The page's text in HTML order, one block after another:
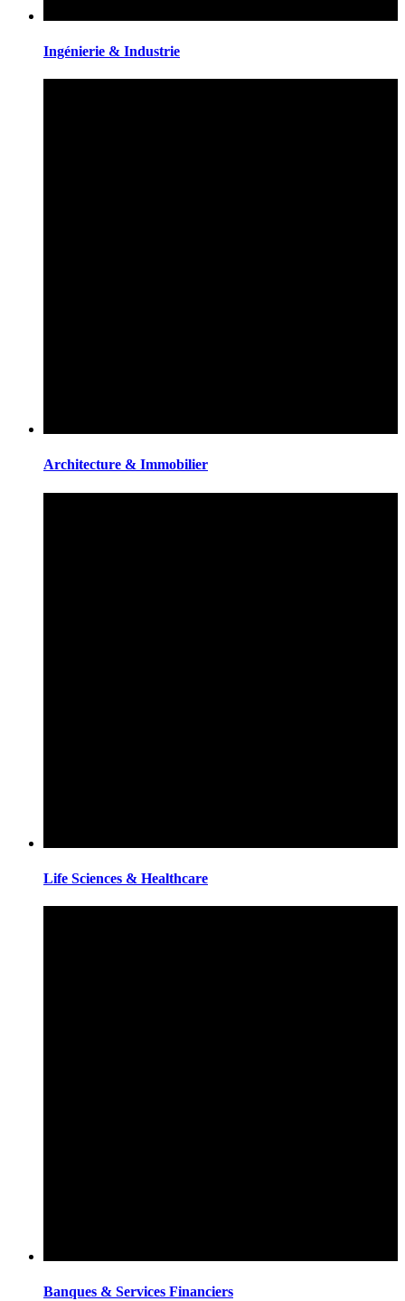
Ingénierie & Industrie
Architecture & Immobilier
Life Sciences & Healthcare
Banques & Services Financiers